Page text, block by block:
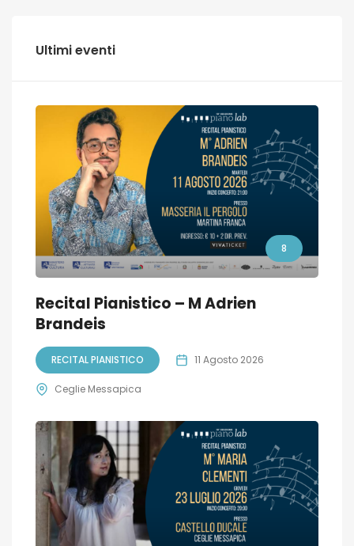
Ultimi eventi
8
Recital Pianistico – M Adrien
Brandeis
RECITAL PIANISTICO 11 Agosto 2026
Ceglie Messapica